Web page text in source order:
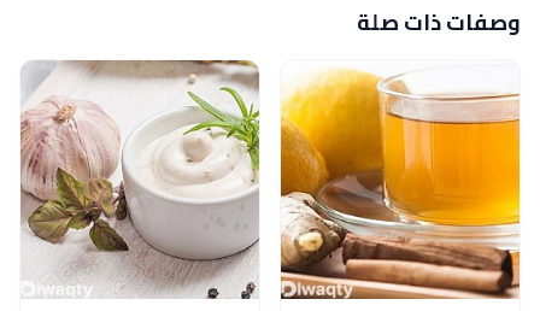
وصفات ذات صلة